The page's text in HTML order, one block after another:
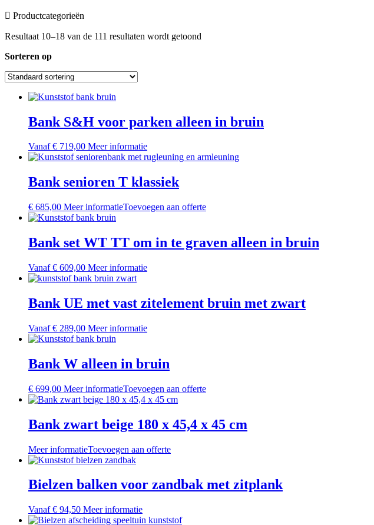
Productcategorieën
Resultaat 10–18 van de 111 resultaten wordt getoond
Sorteren op
Bank S&H voor parken alleen in bruin
Vanaf € 719,00 Meer informatieDit
product
meerdere
variaties.
optie
worden
op
productpagina
Bank senioren T klassiek
€ 685,00 Meer informatieToevoegen aan offerte
Bank set WT TT om in te graven alleen in bruin
Vanaf € 609,00 Meer informatieDit
meerdere
variaties.
optie
worden
op
productpagina
Bank UE met vast zitelement bruin met zwart
Vanaf € 289,00 Meer informatieDit
meerdere
variaties.
optie
kan
worden
op
de
productpagina
Bank W alleen in bruin
€ 699,00 Meer informatieToevoegen aan offerte
Bank zwart beige 180 x 45,4 x 45 cm
Meer informatieToevoegen aan offerte
Bielzen balken voor zandbak met zitplank
Vanaf € 94,50 Meer informatieDit
product